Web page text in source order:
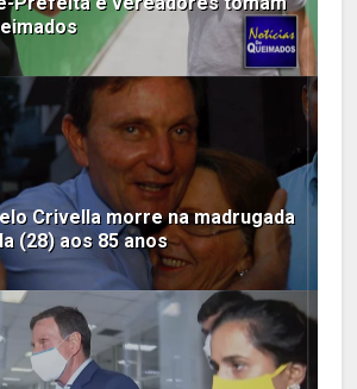
Crivella morre na madrugada
(28) aos 85 anos